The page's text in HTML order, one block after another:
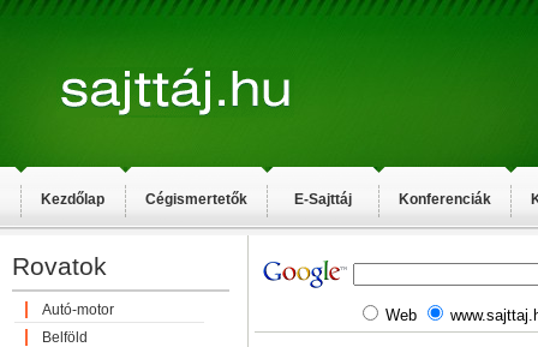
Kezdőlap Cégismertetők E-Sajttáj Konferenciák
Rovatok
Autó-motor
Belföld
Web